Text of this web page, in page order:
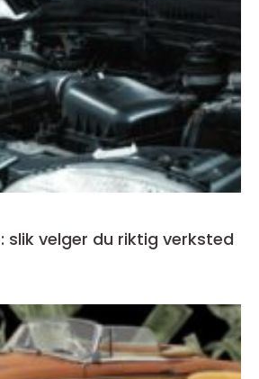
slik velger du riktig verksted